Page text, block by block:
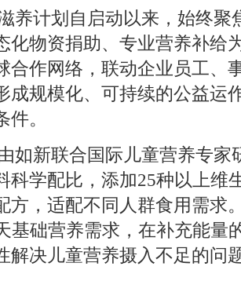
养计划自启动以来，始终聚
化物资捐助、专业营养补给
合作网络，联动企业员工、
成规模化、可持续的公益运
件。
如新联合国际儿童营养专家
科学配比，添加25种以上维
方，适配不同人群食用需求
基础营养需求，在补充能量
解决儿童营养摄入不足的问